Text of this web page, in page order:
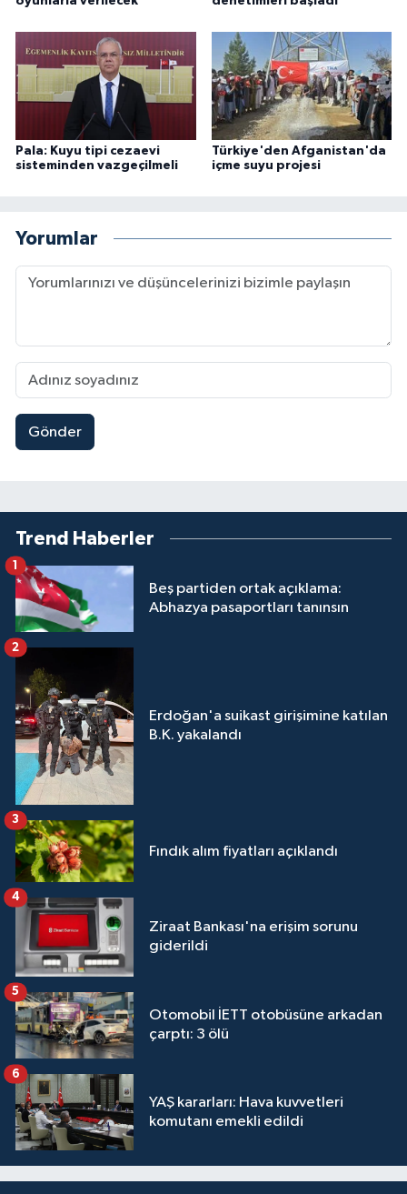
Pala: Kuyu tipi cezaevi
sisteminden vazgeçilmeli
Türkiye'den Afganistan'da
içme suyu projesi
Yorumlar
Gönder
Trend Haberler
Beş partiden ortak açıklama:
Abhazya pasaportları tanınsın
1
Erdoğan'a suikast girişimine katılan
B.K. yakalandı
2
Fındık alım fiyatları açıklandı
3
Ziraat Bankası'na erişim sorunu
giderildi
4
Otomobil İETT otobüsüne arkadan
çarptı: 3 ölü
5
YAŞ kararları: Hava kuvvetleri
komutanı emekli edildi
6